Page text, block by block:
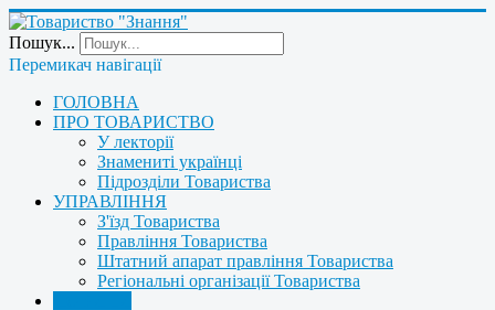
Пошук...
Перемикач навігації
ГОЛОВНА
ПРО ТОВАРИСТВО
У лекторії
Знамениті українці
Підрозділи Товариства
УПРАВЛІННЯ
З'їзд Товариства
Правління Товариства
Штатний апарат правління Товариства
Регіональні організації Товариства